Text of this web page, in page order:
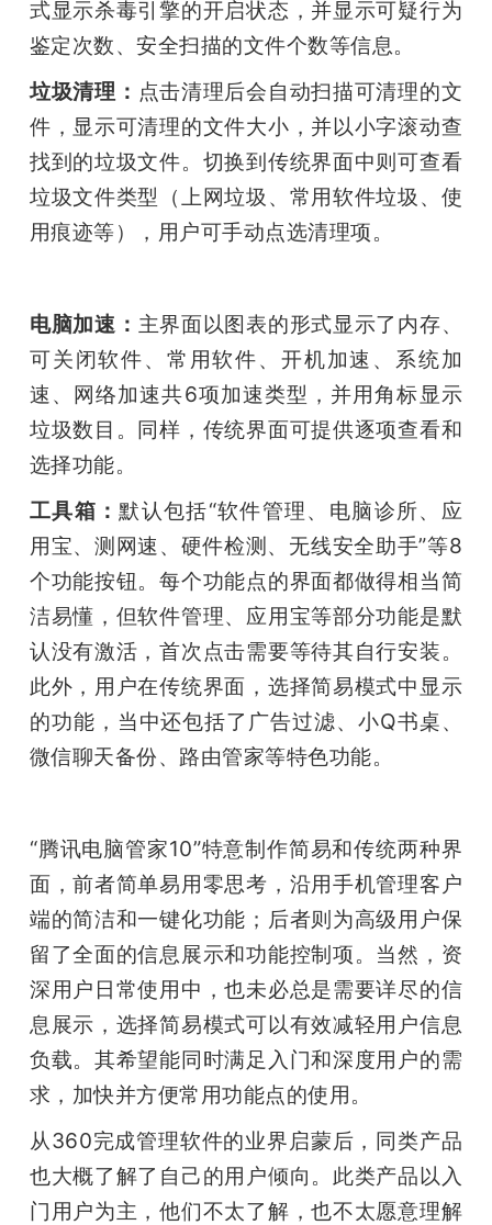
式显示杀毒引擎的开启状态，并显示可疑行为
鉴定次数、安全扫描的文件个数等信息。
垃圾清理： 点击清理后会自动扫描可清理的文
件，显示可清理的文件大小，并以小字滚动查
找到的垃圾文件。切换到传统界面中则可查看
垃圾文件类型（上网垃圾、常用软件垃圾、使
用痕迹等），用户可手动点选清理项。
电脑加速： 主界面以图表的形式显示了内存、
可关闭软件、常用软件、开机加速、系统加
速、网络加速共6项加速类型，并用角标显示
垃圾数目。同样，传统界面可提供逐项查看和
选择功能。
工具箱：默认包括“软件管理、电脑诊所、应
用宝、测网速、硬件检测、无线安全助手”等8
个功能按钮。每个功能点的界面都做得相当简
洁易懂，但软件管理、应用宝等部分功能是默
认没有激活，首次点击需要等待其自行安装。
此外，用户在传统界面，选择简易模式中显示
的功能，当中还包括了广告过滤、小Q书桌、
微信聊天备份、路由管家等特色功能。
“腾讯电脑管家10”特意制作简易和传统两种界
面，前者简单易用零思考，沿用手机管理客户
端的简洁和一键化功能；后者则为高级用户保
留了全面的信息展示和功能控制项。当然，资
深用户日常使用中，也未必总是需要详尽的信
息展示，选择简易模式可以有效减轻用户信息
负载。其希望能同时满足入门和深度用户的需
求，加快并方便常用功能点的使用。
从360完成管理软件的业界启蒙后，同类产品
也大概了解了自己的用户倾向。此类产品以入
门用户为主，他们不太了解，也不太愿意理解